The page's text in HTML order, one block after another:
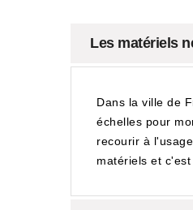
Les matériels
Dans la ville de
échelles pour
recourir à
matériels et